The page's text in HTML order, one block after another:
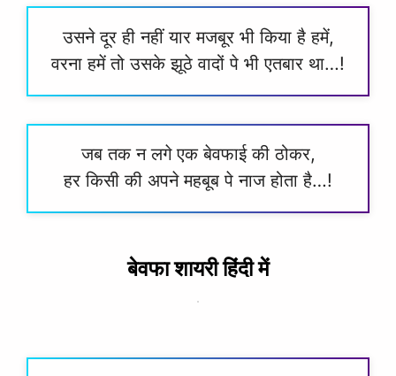
उसने दूर ही नहीं यार मजबूर भी किया है हमें,
वरना हमें तो उसके झूठे वादों पे भी एतबार था…!
जब तक न लगे एक बेवफाई की ठोकर,
हर किसी की अपने महबूब पे नाज होता है…!
बेवफा शायरी हिंदी में